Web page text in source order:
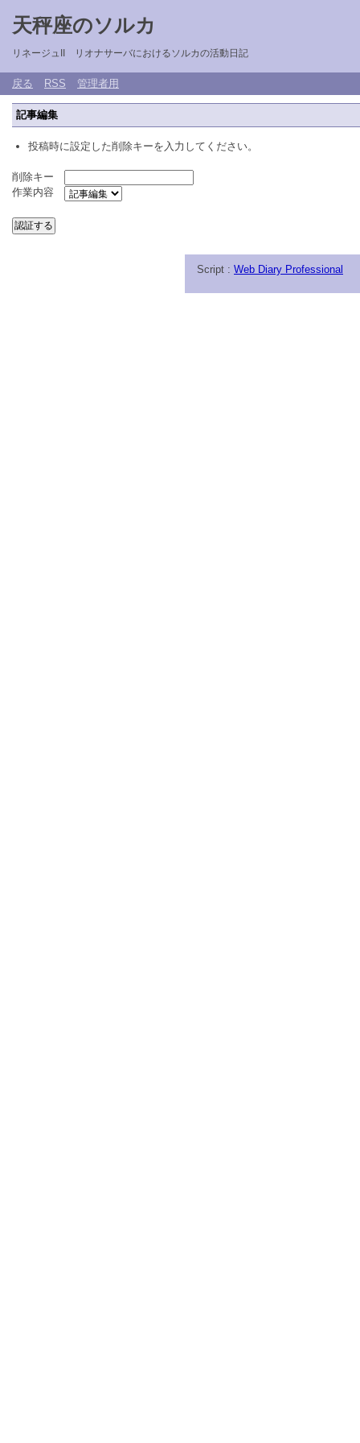
天秤座のソルカ
リネージュII リオナサーバにおけるソルカの活動日記
戻る RSS 管理者用
記事編集
投稿時に設定した削除キーを入力してください。
削除キー
作業内容
Script : Web Diary Professional